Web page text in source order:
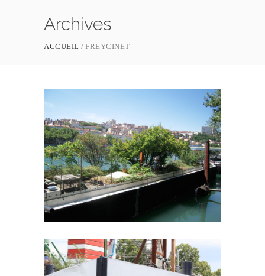
Archives
ACCUEIL FREYCINET
BABYLONE
FREYCINET/LYON